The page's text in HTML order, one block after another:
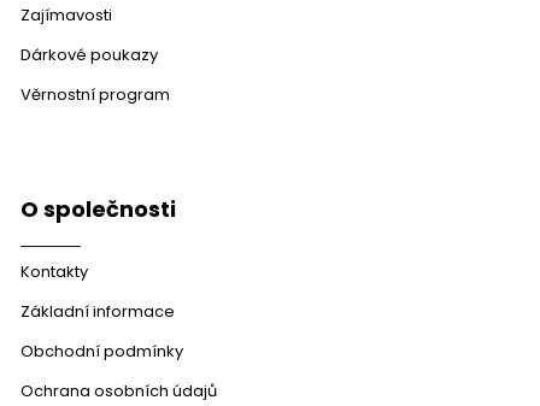
Zajímavosti
Dárkové poukazy
Věrnostní program
O společnosti
Kontakty
Základní informace
Obchodní podmínky
Ochrana osobních údajů